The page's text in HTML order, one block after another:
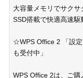
大容量メモリでサクサ
SSD搭載で快適高速駆
☆WPS Office 2 「設定
も受付中」
WPS Office 2は、ご